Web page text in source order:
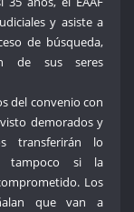
y asiste a
de búsqueda,
de sus seres
del convenio con
demorados y
transferirán lo
tampoco si la
Los
que van a